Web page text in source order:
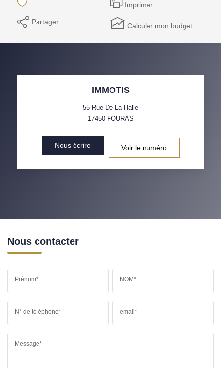
Imprimer
Partager Calculer mon budget
IMMOTIS
55 Rue De La Halle
17450 FOURAS
Nous écrire Voir le numéro
Nous contacter
Prénom* NOM*
N° de téléphone* email*
Message*